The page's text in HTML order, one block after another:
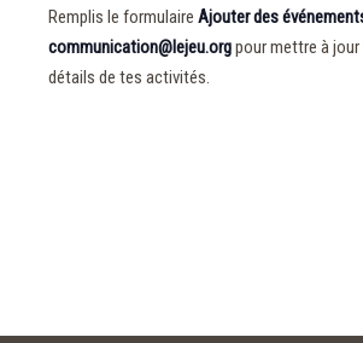
Remplis le formulaire Ajouter des
communication@lejeu.orgpour mettre à
détails de tes activités.